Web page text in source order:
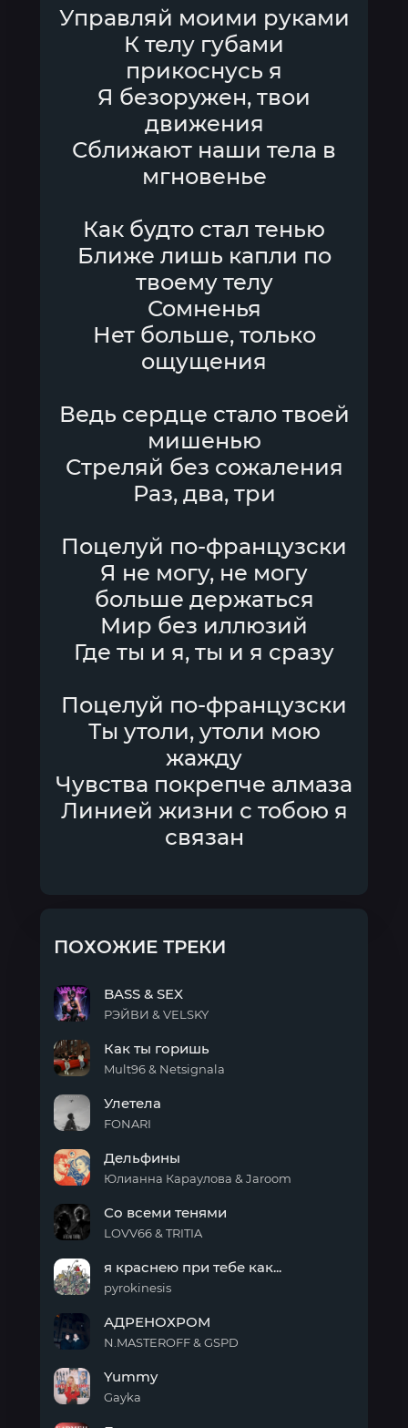
Управляй моими руками
К телу губами
прикоснусь я
Я безоружен, твои
движения
Сближают наши тела в
мгновенье
Как будто стал тенью
Ближе лишь капли по
твоему телу
Сомненья
Нет больше, только
ощущения
Ведь сердце стало твоей
мишенью
Стреляй без сожаления
Раз, два, три
Поцелуй по-французски
Я не могу, не могу
больше держаться
Мир без иллюзий
Где ты и я, ты и я сразу
Поцелуй по-французски
Ты утоли, утоли мою
жажду
Чувства покрепче алмаза
Линией жизни с тобою я
связан
ПОХОЖИЕ ТРЕКИ
&
SEX
BASS & SEX
РЭЙВИ & VELSKY
ты
горишь
Как ты горишь
Mult96 & Netsignala
Улетела
FONARI
Дельфины
Юлианна Караулова & Jaroom
всеми
тенями
Со всеми тенями
LOVV66 & TRITIA
краснею
при
как...
я краснею при тебе как...
pyrokinesis
АДРЕНОХРОМ
N.MASTEROFF & GSPD
Yummy
Gayka